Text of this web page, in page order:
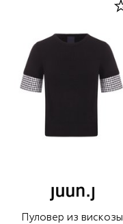
Пуловер из вискозы